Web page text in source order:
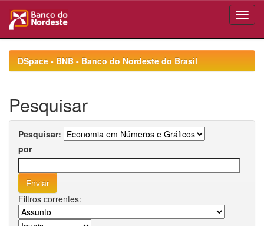
navigationDSpace - BNB - Banco do Nordeste do Brasil
Pesquisar
Pesquisar:
por
Filtros correntes: